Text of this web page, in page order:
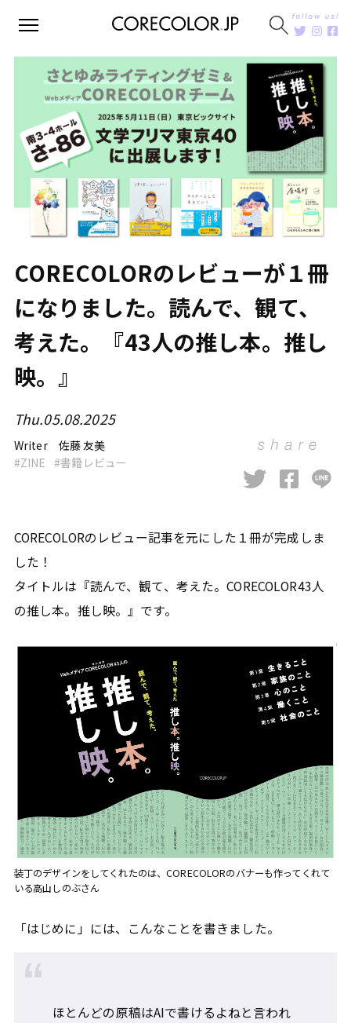
CORECOLORのレビューが１冊
になりました。読んで、観て、
考えた。『43人の推し本。推し
映。』
Thu.05.08.2025
Writer 佐藤 友美
ZINE
書籍レビュー
CORECOLORのレビュー記事を元にした１冊が完成しま
した！
タイトルは『読んで、観て、考えた。CORECOLOR43人
の推し本。推し映。』です。
装丁のデザインをしてくれたのは、CORECOLORのバナーも作ってくれて
いる高山しのぶさん
「はじめに」には、こんなことを書きました。
ほとんどの原稿はAIで書けるよねと言われ